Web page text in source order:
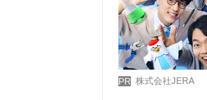
PR 株式会社JERA